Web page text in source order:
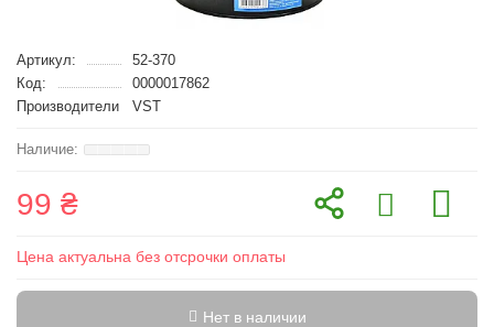
Артикул:
52-370
Код:
0000017862
Производители
VST
99 ₴
Цена актуальна без отсрочки оплаты
Нет в наличии